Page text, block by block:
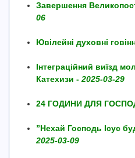
Завершення
06
Ювілейні духовні
Інтеграційний виїзд
Катехизи - 2025-03-29
24 ГОДИНИ ДЛЯ
”Нехай Господь Ісус
2025-03-09